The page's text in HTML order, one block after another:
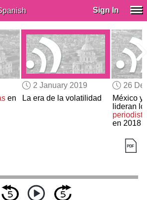
Sign In
en
2 January 2019
La era de la volatilidad
26
México y
lideran
en 2018